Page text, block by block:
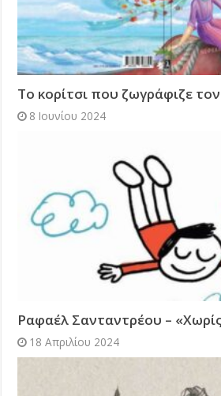
Το κορίτσι που ζωγράφιζε
8 Ιουνίου 2024
Ραφαέλ Σανταντρέου –
18 Απριλίου 2024